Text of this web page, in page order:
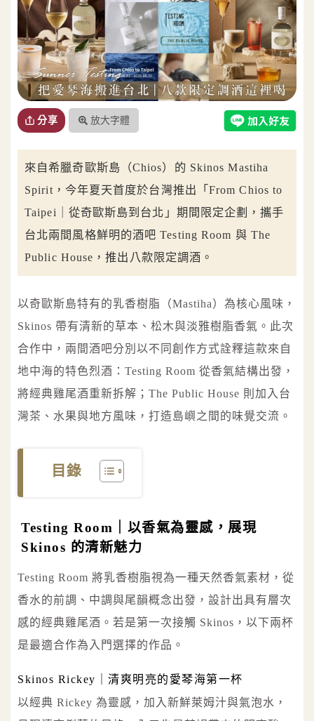
分享 放大字體
來自希臘奇歐斯島（Chios）的 Skinos Mastiha
Spirit，今年夏天首度於台灣推出「From Chios to
Taipei｜從奇歐斯島到台北」期間限定企劃，攜手
台北兩間風格鮮明的酒吧 Testing Room 與 The
Public House，推出八款限定調酒。
以奇歐斯島特有的乳香樹脂（Mastiha）為核心風味，
Skinos 帶有清新的草本、松木與淡雅樹脂香氣。此次
合作中，兩間酒吧分別以不同創作方式詮釋這款來自
地中海的特色烈酒：Testing Room 從香氣結構出發，
將經典雞尾酒重新拆解；The Public House 則加入台
灣茶、水果與地方風味，打造島嶼之間的味覺交流。
目錄
Testing Room｜以香氣為靈感，展現
Skinos 的清新魅力
Testing Room 將乳香樹脂視為一種天然香氣素材，從
香水的前調、中調與尾韻概念出發，設計出具有層次
感的經典雞尾酒。若是第一次接觸 Skinos，以下兩杯
是最適合作為入門選擇的作品。
Skinos Rickey｜清爽明亮的愛琴海第一杯
以經典 Rickey 為靈感，加入新鮮萊姆汁與氣泡水，